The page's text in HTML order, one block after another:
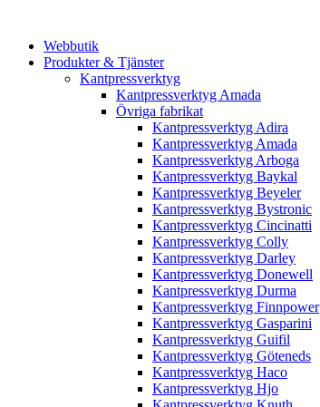
Webbutik
Produkter & Tjänster
Kantpressverktyg
Kantpressverktyg Amada
Övriga fabrikat
Kantpressverktyg Adira
Kantpressverktyg Amada
Kantpressverktyg Arboga
Kantpressverktyg Baykal
Kantpressverktyg Beyeler
Kantpressverktyg Bystronic
Kantpressverktyg Cincinatti
Kantpressverktyg Colly
Kantpressverktyg Darley
Kantpressverktyg Donewell
Kantpressverktyg Durma
Kantpressverktyg Finnpower
Kantpressverktyg Gasparini
Kantpressverktyg Guifil
Kantpressverktyg Göteneds
Kantpressverktyg Haco
Kantpressverktyg Hjo